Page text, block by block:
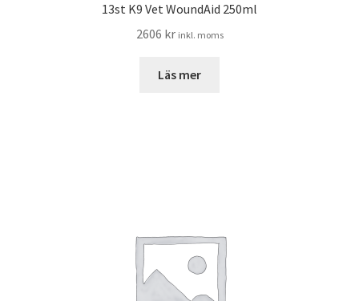
13st K9 Vet WoundAid 250ml
2606 kr inkl. moms
Läs mer